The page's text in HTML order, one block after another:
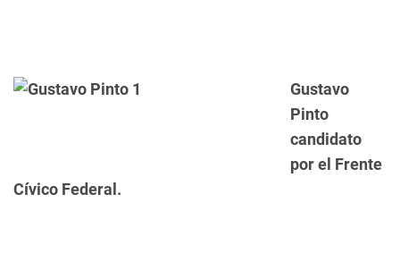
Gustavo
Pinto
candidato
por el Frente
Cívico Federal.